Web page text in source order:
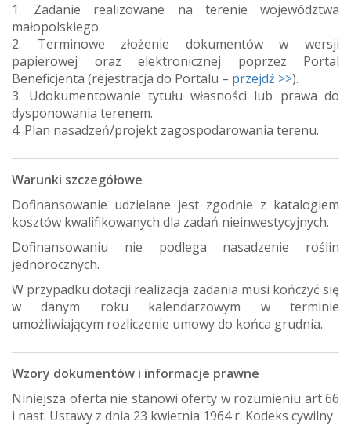
1. Zadanie realizowane na terenie województwa
małopolskiego.
2. Terminowe złożenie dokumentów w wersji
papierowej oraz elektronicznej poprzez Portal
Beneficjenta (rejestracja do Portalu – przejdź >>).
3. Udokumentowanie tytułu własności lub prawa do
dysponowania terenem.
4. Plan nasadzeń/projekt zagospodarowania terenu.
Warunki szczegółowe
Dofinansowanie udzielane jest zgodnie z katalogiem
kosztów kwalifikowanych dla zadań nieinwestycyjnych.
Dofinansowaniu nie podlega nasadzenie roślin
jednorocznych.
W przypadku dotacji realizacja zadania musi kończyć się
w danym roku kalendarzowym w terminie
umożliwiającym rozliczenie umowy do końca grudnia.
Wzory dokumentów i informacje prawne
Niniejsza oferta nie stanowi oferty w rozumieniu art 66
i nast. Ustawy z dnia 23 kwietnia 1964 r. Kodeks cywilny